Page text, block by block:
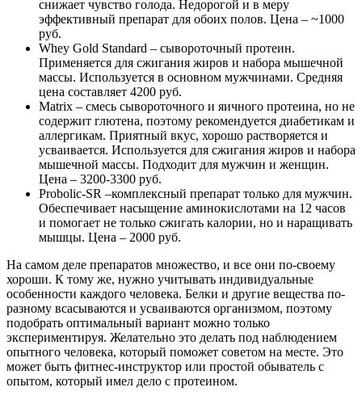
снижает чувство голода. Недорогой и в меру
эффективный препарат для обоих полов. Цена – ~1000
руб.
Whey Gold Standard – сывороточный протеин.
Применяется для сжигания жиров и набора мышечной
массы. Используется в основном мужчинами. Средняя
цена составляет 4200 руб.
Matrix – смесь сывороточного и яичного протеина, но не
содержит глютена, поэтому рекомендуется диабетикам и
аллергикам. Приятный вкус, хорошо растворяется и
усваивается. Используется для сжигания жиров и набора
мышечной массы. Подходит для мужчин и женщин.
Цена – 3200-3300 руб.
Probolic-SR –комплексный препарат только для мужчин.
Обеспечивает насыщение аминокислотами на 12 часов
и помогает не только сжигать калории, но и наращивать
мышцы. Цена – 2000 руб.
На самом деле препаратов множество, и все они по-своему
хороши. К тому же, нужно учитывать индивидуальные
особенности каждого человека. Белки и другие вещества по-
разному всасываются и усваиваются организмом, поэтому
подобрать оптимальный вариант можно только
экспериментируя. Желательно это делать под наблюдением
опытного человека, который поможет советом на месте. Это
может быть фитнес-инструктор или простой обыватель с
опытом, который имел дело с протеином.